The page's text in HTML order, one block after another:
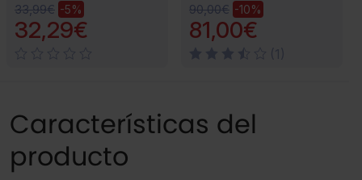
33,99€ -5%
32,29€
90,00€ -10%
81,00€
Características del
producto